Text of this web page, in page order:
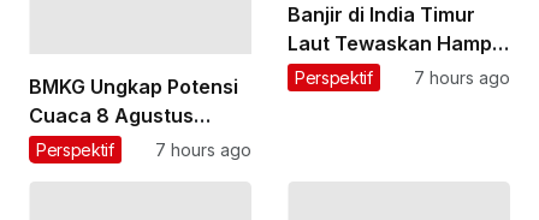
BMKG Ungkap Potensi
Cuaca 8 Agustus
2026: Jakarta
Perspektif 7 hours ago
Banjir di India Timur
Laut Tewaskan Hampir
100 Orang
Perspektif 7 hours ago